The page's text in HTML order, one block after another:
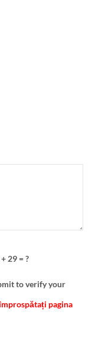
29= ?
to verify your
pagina